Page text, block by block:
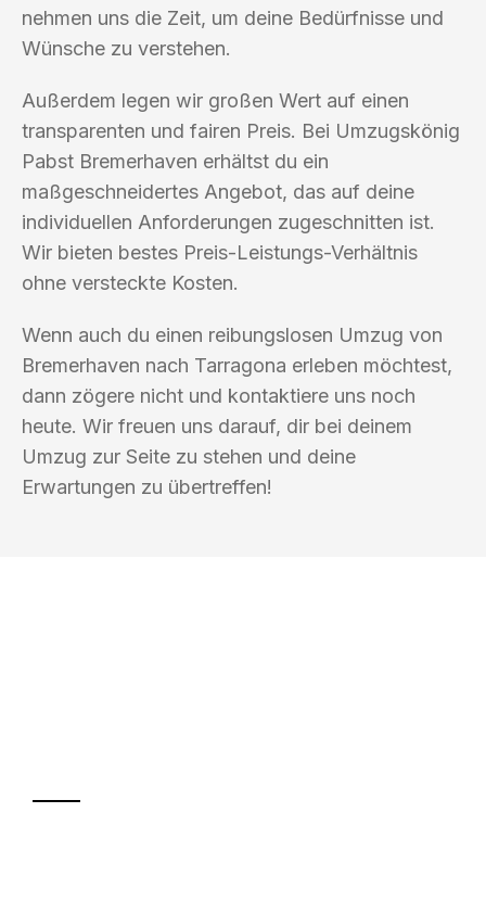
nehmen uns die Zeit, um deine Bedürfnisse und
Wünsche zu verstehen.
Außerdem legen wir großen Wert auf einen
transparenten und fairen Preis. Bei Umzugskönig
Pabst Bremerhaven erhältst du ein
maßgeschneidertes Angebot, das auf deine
individuellen Anforderungen zugeschnitten ist.
Wir bieten bestes Preis-Leistungs-Verhältnis
ohne versteckte Kosten.
Wenn auch du einen reibungslosen Umzug von
Bremerhaven nach Tarragona erleben möchtest,
dann zögere nicht und kontaktiere uns noch
heute. Wir freuen uns darauf, dir bei deinem
Umzug zur Seite zu stehen und deine
Erwartungen zu übertreffen!